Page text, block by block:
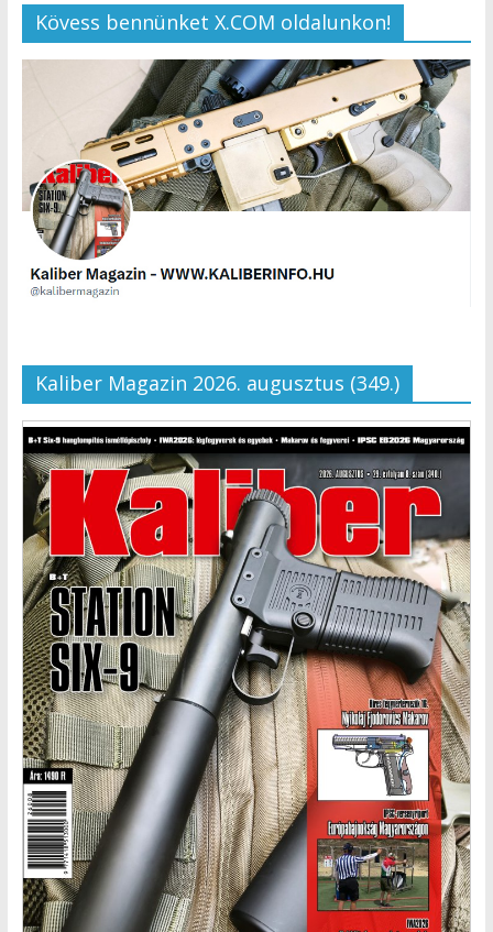
Kövess bennünket X.COM oldalunkon!
Kaliber Magazin 2026. augusztus (349.)